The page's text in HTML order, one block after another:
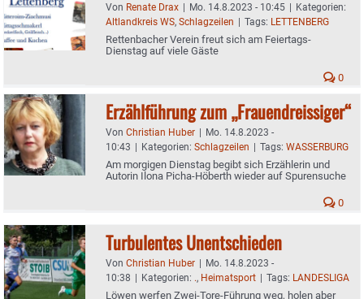
Von Renate Drax | Mo. 14.8.2023 - 10:45 | Kategorien:
Altlandkreis WS, Schlagzeilen | Tags: LETTENBERG
Rettenbacher Verein freut sich am Feiertags-
Dienstag auf viele Gäste
0
Erzählführung zum „Frauendreissiger“
Von Christian Huber | Mo. 14.8.2023 -
10:43 | Kategorien: Schlagzeilen | Tags: WASSERBURG
Am morgigen Dienstag begibt sich Erzählerin und
Autorin Ilona Picha-Höberth wieder auf Spurensuche
0
Turbulentes Unentschieden
Von Christian Huber | Mo. 14.8.2023 -
10:38 | Kategorien: ., Heimatsport | Tags: LANDESLIGA
Löwen werfen Zwei-Tore-Führung weg, holen aber